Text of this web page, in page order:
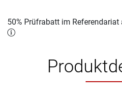
50% Prüfrabatt im